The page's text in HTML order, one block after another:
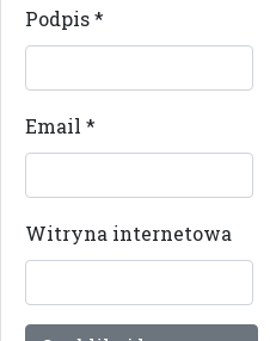
Podpis*
Email *
Witryna internetowa